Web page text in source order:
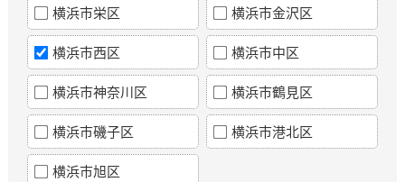
横浜市栄区 横浜市金沢区
横浜市西区 横浜市中区
横浜市神奈川区 横浜市鶴見区
横浜市磯子区 横浜市港北区
横浜市旭区